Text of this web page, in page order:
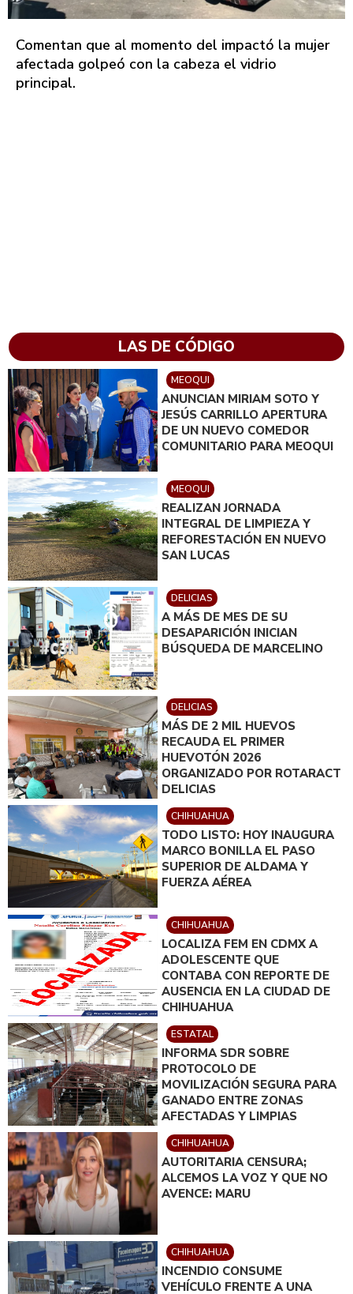
Comentan que al momento del impactó la mujer
afectada golpeó con la cabeza el vidrio
principal.
LAS DE CÓDIGO
MEOQUI
ANUNCIAN MIRIAM SOTO Y
JESÚS CARRILLO APERTURA
DE UN NUEVO COMEDOR
COMUNITARIO PARA MEOQUI
MEOQUI
REALIZAN JORNADA
INTEGRAL DE LIMPIEZA Y
REFORESTACIÓN EN NUEVO
SAN LUCAS
DELICIAS
A MÁS DE MES DE SU
DESAPARICIÓN INICIAN
BÚSQUEDA DE MARCELINO
DELICIAS
MÁS DE 2 MIL HUEVOS
RECAUDA EL PRIMER
HUEVOTÓN 2026
ORGANIZADO POR ROTARACT
DELICIAS
CHIHUAHUA
TODO LISTO: HOY INAUGURA
MARCO BONILLA EL PASO
SUPERIOR DE ALDAMA Y
FUERZA AÉREA
CHIHUAHUA
LOCALIZA FEM EN CDMX A
ADOLESCENTE QUE
CONTABA CON REPORTE DE
AUSENCIA EN LA CIUDAD DE
CHIHUAHUA
ESTATAL
INFORMA SDR SOBRE
PROTOCOLO DE
MOVILIZACIÓN SEGURA PARA
GANADO ENTRE ZONAS
AFECTADAS Y LIMPIAS
CHIHUAHUA
AUTORITARIA CENSURA;
ALCEMOS LA VOZ Y QUE NO
AVENCE: MARU
CHIHUAHUA
INCENDIO CONSUME
VEHÍCULO FRENTE A UNA